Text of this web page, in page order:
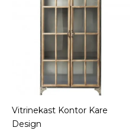
Vitrinekast Kontor Kare
Design